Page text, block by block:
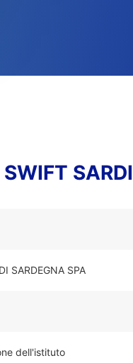
SARDEGNA SPA
dell'istituto